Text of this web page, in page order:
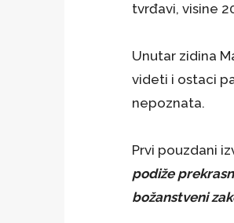
tvrđavi, visine
Unutar zidina
videti i ostaci
nepoznata.
Prvi pouzdani
podiže
božanstveni